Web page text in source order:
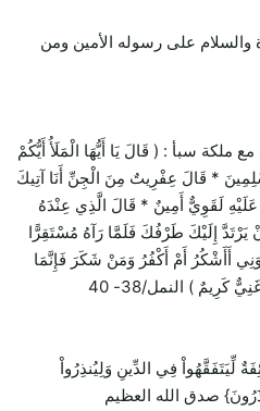
والسلام على رسوله الأمين ومن
ملكة سبأ : ( قَالَ يَا أَيُّهَا الْمَلَأُ أَيُّكُمْ
* قَالَ عِفْرِيتٌ مِنَ الْجِنِّ أَنَا آتِيكَ
لَقَوِيٌّ أَمِينٌ * قَالَ الَّذِي عِنْدَهُ
يَرْتَدَّ إِلَيْكَ طَرْفُكَ فَلَمَّا رَآهُ مُسْتَقِرًّا
أَأَشْكُرُ أَمْ أَكْفُرُ وَمَنْ شَكَرَ فَإِنَّمَا
) النمل/38- 40
لِّيَتَفَقَّهُواْ فِي الدِّينِ وَلِيُنذِرُواْ
صدق الله العظيم